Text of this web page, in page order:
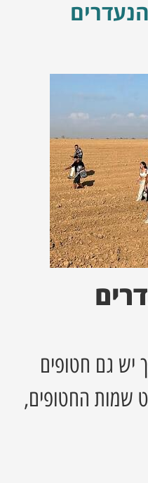
יש גם חטופים
שמות החטופים,